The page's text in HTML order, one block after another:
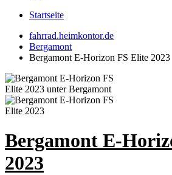
Startseite
fahrrad.heimkontor.de
Bergamont
Bergamont E-Horizon FS Elite 2023
Bergamont E-
2023